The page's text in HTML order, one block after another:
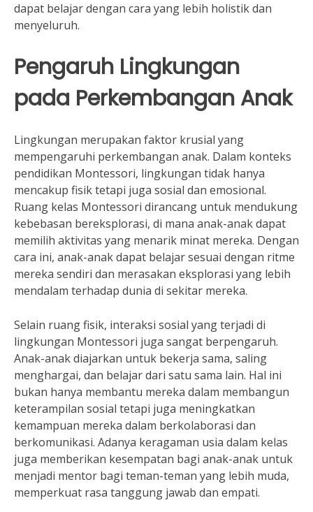
dapat belajar dengan cara yang lebih holistik dan
menyeluruh.
Pengaruh Lingkungan
pada Perkembangan Anak
Lingkungan merupakan faktor krusial yang
mempengaruhi perkembangan anak. Dalam konteks
pendidikan Montessori, lingkungan tidak hanya
mencakup fisik tetapi juga sosial dan emosional.
Ruang kelas Montessori dirancang untuk mendukung
kebebasan bereksplorasi, di mana anak-anak dapat
memilih aktivitas yang menarik minat mereka. Dengan
cara ini, anak-anak dapat belajar sesuai dengan ritme
mereka sendiri dan merasakan eksplorasi yang lebih
mendalam terhadap dunia di sekitar mereka.
Selain ruang fisik, interaksi sosial yang terjadi di
lingkungan Montessori juga sangat berpengaruh.
Anak-anak diajarkan untuk bekerja sama, saling
menghargai, dan belajar dari satu sama lain. Hal ini
bukan hanya membantu mereka dalam membangun
keterampilan sosial tetapi juga meningkatkan
kemampuan mereka dalam berkolaborasi dan
berkomunikasi. Adanya keragaman usia dalam kelas
juga memberikan kesempatan bagi anak-anak untuk
menjadi mentor bagi teman-teman yang lebih muda,
memperkuat rasa tanggung jawab dan empati.